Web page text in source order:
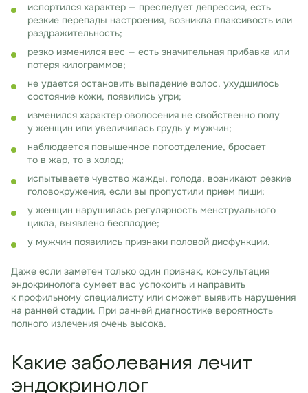
испортился характер — преследует депрессия, есть
резкие перепады настроения, возникла плаксивость или
раздражительность;
резко изменился вес — есть значительная прибавка или
потеря килограммов;
не удается остановить выпадение волос, ухудшилось
состояние кожи, появились угри;
изменился характер оволосения не свойственно полу
у женщин или увеличилась грудь у мужчин;
наблюдается повышенное потоотделение, бросает
то в жар, то в холод;
испытываете чувство жажды, голода, возникают резкие
головокружения, если вы пропустили прием пищи;
у женщин нарушилась регулярность менструального
цикла, выявлено бесплодие;
у мужчин появились признаки половой дисфункции.
Даже если заметен только один признак, консультация
эндокринолога сумеет вас успокоить и направить
к профильному специалисту или сможет выявить нарушения
на ранней стадии. При ранней диагностике вероятность
полного излечения очень высока.
Какие заболевания лечит
эндокринолог